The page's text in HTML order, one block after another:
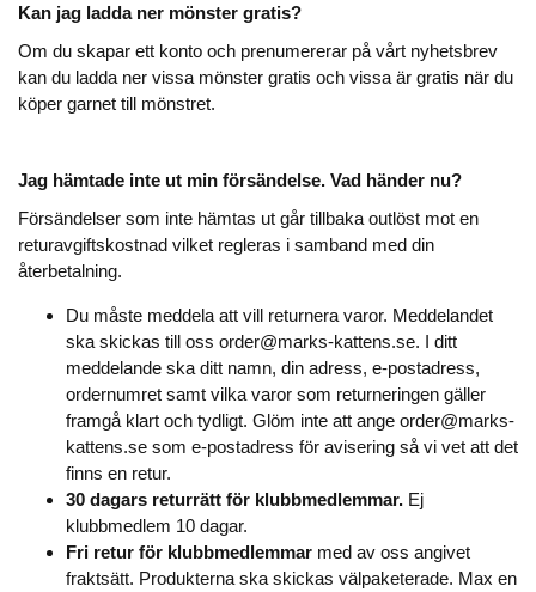
Kan jag ladda ner mönster gratis?
Om du skapar ett konto och prenumererar på vårt nyhetsbrev
kan du ladda ner vissa mönster gratis och vissa är gratis när du
köper garnet till mönstret.
Jag hämtade inte ut min försändelse. Vad händer nu?
Försändelser som inte hämtas ut går tillbaka outlöst mot en
returavgiftskostnad vilket regleras i samband med din
återbetalning.
Du måste meddela att vill returnera varor. Meddelandet
ska skickas till oss order@marks-kattens.se. I ditt
meddelande ska ditt namn, din adress, e-postadress,
ordernumret samt vilka varor som returneringen gäller
framgå klart och tydligt. Glöm inte att ange order@marks-
kattens.se som e-postadress för avisering så vi vet att det
finns en retur.
30 dagars returrätt för klubbmedlemmar. Ej
klubbmedlem 10 dagar.
Fri retur för klubbmedlemmar med av oss angivet
fraktsätt. Produkterna ska skickas välpaketerade. Max en